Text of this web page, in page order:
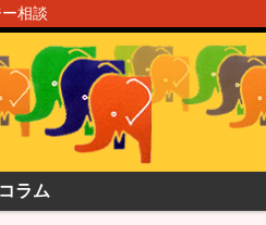
相談
ラム